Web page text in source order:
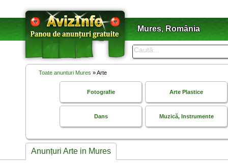
Mures, România
Toate anunturi Mures » Arte
Fotografie Arte Plastice
Dans Muzică, Instrumente
Anunțuri Arte in Mures